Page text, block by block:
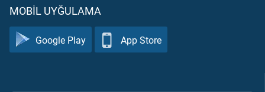
MOBIL UYĞULAMA
Google Play App Store